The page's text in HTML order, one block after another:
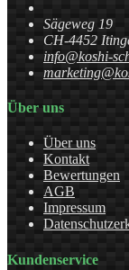
Sägeweg 19
CH-4452
info@koshi-
Über uns
Über uns
Kontakt
Bewertungen
AGB
Impressum
Kundenservice